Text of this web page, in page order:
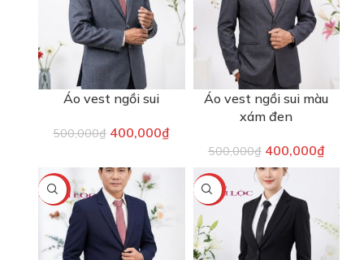
Áo vest ngồi sui
500,000₫ 400,000₫
Áo vest ngồi sui màu
xám đen
500,000₫ 400,000₫
-20% -40%